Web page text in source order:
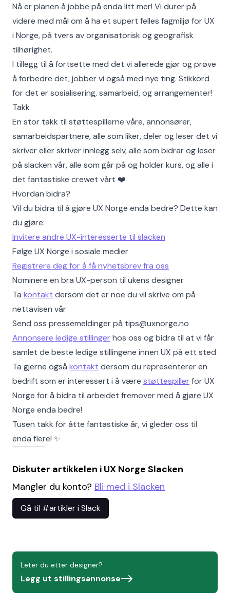
Nå er planen å jobbe på enda litt mer! Vi durer på
videre med mål om å ha et supert felles fagmiljø for UX
i Norge, på tvers av organisatorisk og geografisk
tilhørighet.
I tillegg til å fortsette med det vi allerede gjør og prøve
å forbedre det, jobber vi også med nye ting. Stikkord
for det er sosialisering, samarbeid, og arrangementer!
Takk
En stor takk til støttespillerne våre, annonsører,
samarbeidspartnere, alle som liker, deler og leser det vi
skriver eller skriver innlegg selv, alle som bidrar og leser
på slacken vår, alle som går på og holder kurs, og alle i
det fantastiske crewet vårt ❤️
Hvordan bidra?
Vil du bidra til å gjøre UX Norge enda bedre? Dette kan
du gjøre:
Invitere andre UX-interesserte til slacken
Følge UX Norge i sosiale medier
Registrere deg for å få nyhetsbrev fra oss
Nominere en bra UX-person til ukens designer
Ta kontakt dersom det er noe du vil skrive om på
nettavisen vår
Send oss pressemeldinger på tips@uxnorge.no
Annonsere ledige stillingerhos oss og bidra til at vi får
samlet de beste ledige stillingene innen UX på ett sted
Ta gjerne også kontakt dersom du representerer en
bedrift som er interessert i å være støttespillerfor UX
Norge for å bidra til arbeidet fremover med å gjøre UX
Norge enda bedre!
Tusen takk for åtte fantastiske år, vi gleder oss til
enda flere! ✨
Diskuter artikkelen i UX Norge Slacken
Mangler du konto? Bli med i Slacken
Gå til #artikler i Slack
Leter du etter designer?
Legg ut stillingsannonse